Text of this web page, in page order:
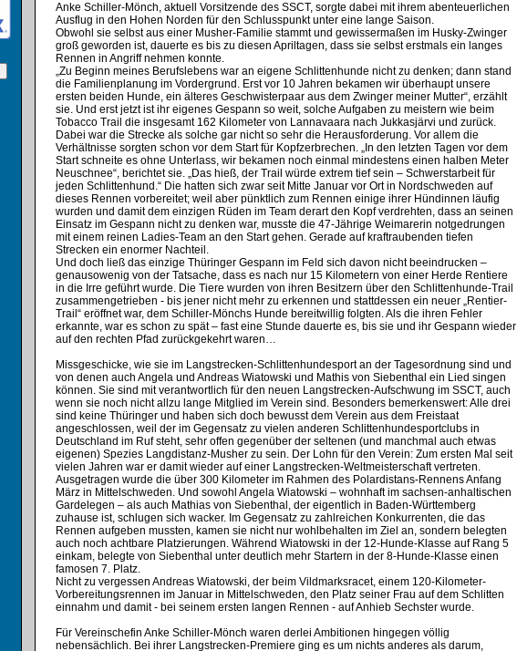
Anke Schiller-Mönch, aktuell Vorsitzende des SSCT, sorgte dabei mit ihrem abenteuerlichen
Ausflug in den Hohen Norden für den Schlusspunkt unter eine lange Saison.
Obwohl sie selbst aus einer Musher-Familie stammt und gewissermaßen im Husky-Zwinger
groß geworden ist, dauerte es bis zu diesen Apriltagen, dass sie selbst erstmals ein langes
Rennen in Angriff nehmen konnte.
„Zu Beginn meines Berufslebens war an eigene Schlittenhunde nicht zu denken; dann stand
die Familienplanung im Vordergrund. Erst vor 10 Jahren bekamen wir überhaupt unsere
ersten beiden Hunde, ein älteres Geschwisterpaar aus dem Zwinger meiner Mutter“, erzählt
sie. Und erst jetzt ist ihr eigenes Gespann so weit, solche Aufgaben zu meistern wie beim
Tobacco Trail die insgesamt 162 Kilometer von Lannavaara nach Jukkasjärvi und zurück.
Dabei war die Strecke als solche gar nicht so sehr die Herausforderung. Vor allem die
Verhältnisse sorgten schon vor dem Start für Kopfzerbrechen. „In den letzten Tagen vor dem
Start schneite es ohne Unterlass, wir bekamen noch einmal mindestens einen halben Meter
Neuschnee“, berichtet sie. „Das hieß, der Trail würde extrem tief sein – Schwerstarbeit für
jeden Schlittenhund.“ Die hatten sich zwar seit Mitte Januar vor Ort in Nordschweden auf
dieses Rennen vorbereitet; weil aber pünktlich zum Rennen einige ihrer Hündinnen läufig
wurden und damit dem einzigen Rüden im Team derart den Kopf verdrehten, dass an seinen
Einsatz im Gespann nicht zu denken war, musste die 47-Jährige Weimarerin notgedrungen
mit einem reinen Ladies-Team an den Start gehen. Gerade auf kraftraubenden tiefen
Strecken ein enormer Nachteil.
Und doch ließ das einzige Thüringer Gespann im Feld sich davon nicht beeindrucken –
genausowenig von der Tatsache, dass es nach nur 15 Kilometern von einer Herde Rentiere
in die Irre geführt wurde. Die Tiere wurden von ihren Besitzern über den Schlittenhunde-Trail
zusammengetrieben - bis jener nicht mehr zu erkennen und stattdessen ein neuer „Rentier-
Trail“ eröffnet war, dem Schiller-Mönchs Hunde bereitwillig folgten. Als die ihren Fehler
erkannte, war es schon zu spät – fast eine Stunde dauerte es, bis sie und ihr Gespann wieder
auf den rechten Pfad zurückgekehrt waren…
Missgeschicke, wie sie im Langstrecken-Schlittenhundesport an der Tagesordnung sind und
von denen auch Angela und Andreas Wiatowski und Mathis von Siebenthal ein Lied singen
können. Sie sind mit verantwortlich für den neuen Langstrecken-Aufschwung im SSCT, auch
wenn sie noch nicht allzu lange Mitglied im Verein sind. Besonders bemerkenswert: Alle drei
sind keine Thüringer und haben sich doch bewusst dem Verein aus dem Freistaat
angeschlossen, weil der im Gegensatz zu vielen anderen Schlittenhundesportclubs in
Deutschland im Ruf steht, sehr offen gegenüber der seltenen (und manchmal auch etwas
eigenen) Spezies Langdistanz-Musher zu sein. Der Lohn für den Verein: Zum ersten Mal seit
vielen Jahren war er damit wieder auf einer Langstrecken-Weltmeisterschaft vertreten.
Ausgetragen wurde die über 300 Kilometer im Rahmen des Polardistans-Rennens Anfang
März in Mittelschweden. Und sowohl Angela Wiatowski – wohnhaft im sachsen-anhaltischen
Gardelegen – als auch Mathias von Siebenthal, der eigentlich in Baden-Württemberg
zuhause ist, schlugen sich wacker. Im Gegensatz zu zahlreichen Konkurrenten, die das
Rennen aufgeben mussten, kamen sie nicht nur wohlbehalten im Ziel an, sondern belegten
auch noch achtbare Platzierungen. Während Wiatowski in der 12-Hunde-Klasse auf Rang 5
einkam, belegte von Siebenthal unter deutlich mehr Startern in der 8-Hunde-Klasse einen
famosen 7. Platz.
Nicht zu vergessen Andreas Wiatowski, der beim Vildmarksracet, einem 120-Kilometer-
Vorbereitungsrennen im Januar in Mittelschweden, den Platz seiner Frau auf dem Schlitten
einnahm und damit - bei seinem ersten langen Rennen - auf Anhieb Sechster wurde.
Für Vereinschefin Anke Schiller-Mönch waren derlei Ambitionen hingegen völlig
nebensächlich. Bei ihrer Langstrecken-Premiere ging es um nichts anderes als darum,